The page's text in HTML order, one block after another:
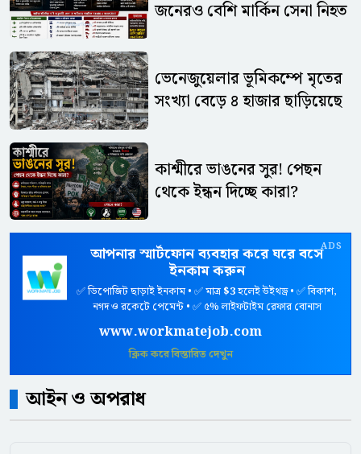
জনেরও বেশি মার্কিন সেনা নিহত
ভেনেজুয়েলার ভূমিকম্পে মৃতের
সংখ্যা বেড়ে ৪ হাজার ছাড়িয়েছে
কাশ্মীরে ভাঙনের সুর! পেছন
থেকে ইন্ধন দিচ্ছে কারা?
ADS
আপনার স্মার্টফোন ব্যবহার করে ঘরে বসে
ইনকাম করুন
✅ ডিপোজিট ছাড়াই ইনকাম • ✅ মাত্র$3হলেই উইথড্র • ✅ বিকাশ,
নগদ ও রকেটে পেমেন্ট • ✅ ৫% লাইফটাইম রেফার বোনাস
www.workmatejob.com
ক্লিক করে বিস্তারিত দেখুন
আইন ও অপরাধ